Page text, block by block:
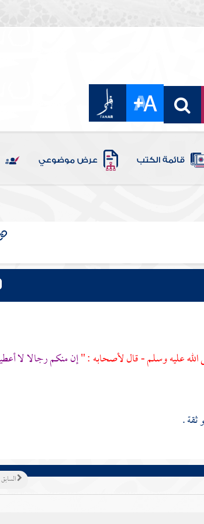
قائمة الكتب عرض موضوعي
الله عليه وسلم - قال لأصحابه : "إن منكم رجالا لا
ثقة .
السابق